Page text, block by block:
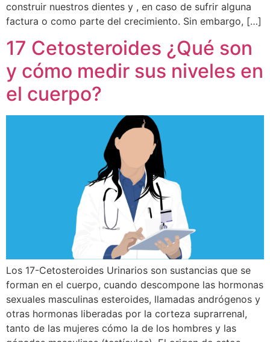
construir nuestros dientes y , en caso de sufrir alguna
factura o como parte del crecimiento. Sin embargo, […]
17 Cetosteroides ¿Qué son
y cómo medir sus niveles en
el cuerpo?
Los 17-Cetosteroides Urinarios son sustancias que se
forman en el cuerpo, cuando descompone las hormonas
sexuales masculinas esteroides, llamadas andrógenos y
otras hormonas liberadas por la corteza suprarrenal,
tanto de las mujeres cómo la de los hombres y las